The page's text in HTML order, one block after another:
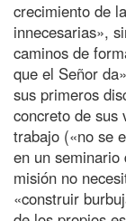
crecimiento de
innecesarias»,
caminos de
que el Señor
sus primeros
concreto de sus
trabajo («no se
en un
misión no
«construir